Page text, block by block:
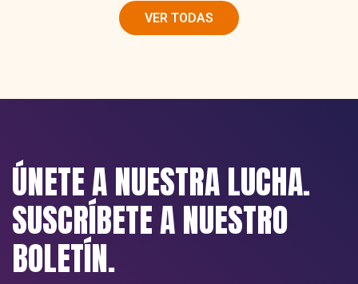
VER TODAS
ÚNETE A NUESTRA LUCHA.
SUSCRÍBETE A NUESTRO
BOLETÍN.